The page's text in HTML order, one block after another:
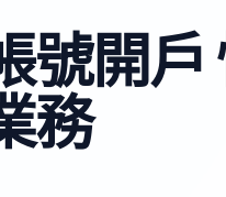
號開戶
務